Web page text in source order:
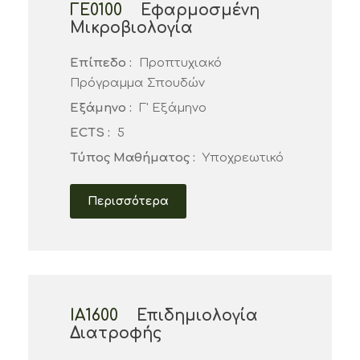
ΓΕ0100
Εφαρμοσμένη
Μικροβιολογία
Επίπεδο :
Προπτυχιακό
Πρόγραμμα Σπουδών
Εξάμηνο :
Γ' Εξάμηνο
ECTS :
5
Τύπος Μαθήματος : Υποχρεωτικό
Περισσότερα
ΙΑ1600
Επιδημιολογία
Διατροφής